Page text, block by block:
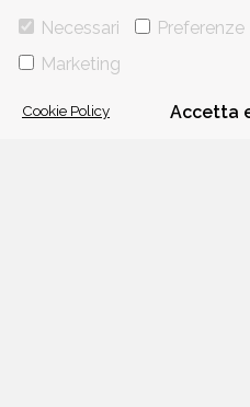
Necessari Preferenze
Marketing
Cookie Policy Accetta
VIA GHERARDINI
TELEFONO
P. IVA